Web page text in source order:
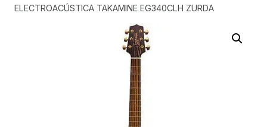
ELECTROACÚSTICA TAKAMINE EG340CLH ZURDA